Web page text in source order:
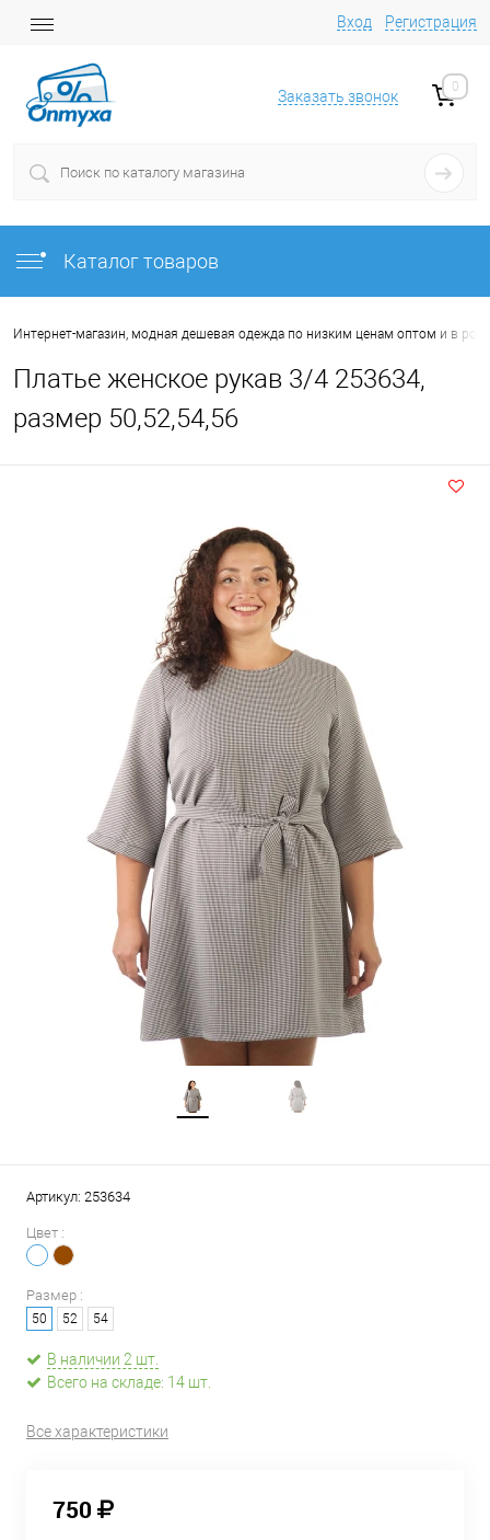
Вход Регистрация
Заказать звонок
0
Каталог товаров
Интернет-магазин, модная дешевая одежда по низким ценам оптом и в
Платье женское рукав 3/4 253634,
размер 50,52,54,56
Артикул: 253634
Цвет :
Размер :
50 52 54
В наличии 2 шт.
Всего на складе: 14 шт.
Все характеристики
750